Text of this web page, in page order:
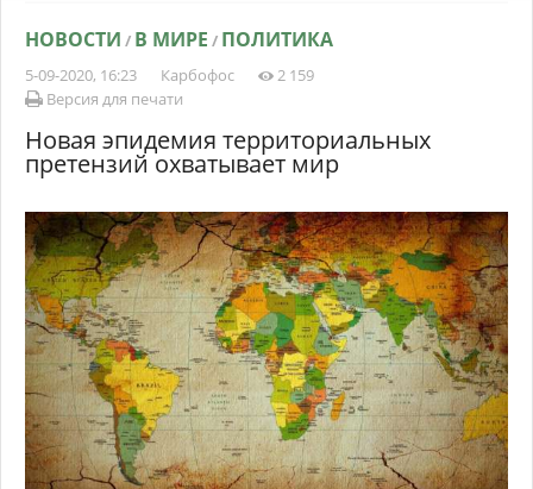
НОВОСТИ / В МИРЕ / ПОЛИТИКА
5-09-2020, 16:23 Карбофос
2 159
Версия для печати
Новая эпидемия территориальных
претензий охватывает мир